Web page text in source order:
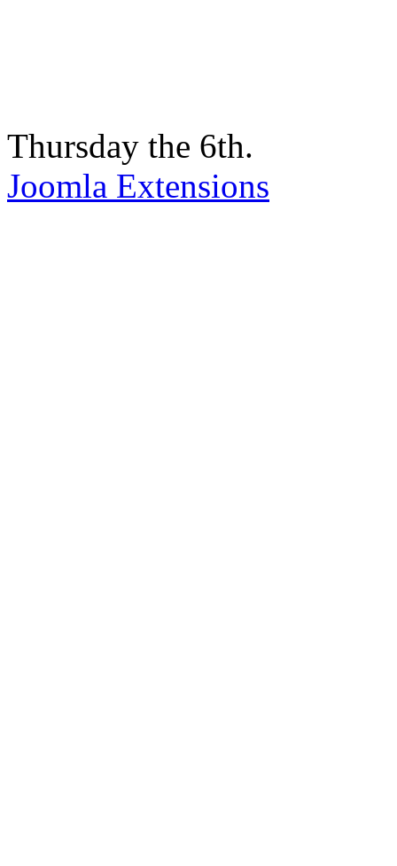
Thursday the 6th.
Joomla Extensions